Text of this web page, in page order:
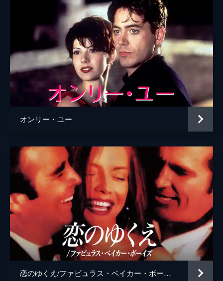
オンリー・ユー
恋のゆくえ/ファビュラス・ベイカー・ボーイズ